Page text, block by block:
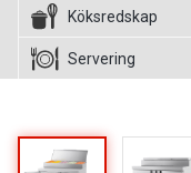
Köksredskap
Servering